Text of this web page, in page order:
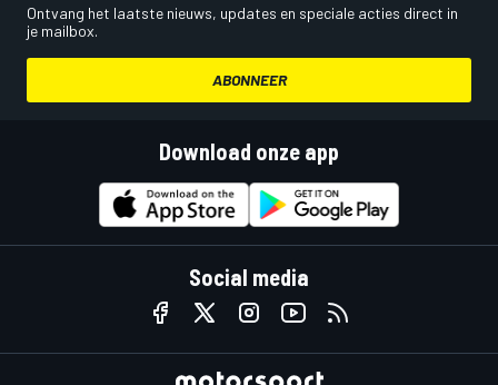
Ontvang het laatste nieuws, updates en speciale acties direct in
je mailbox.
ABONNEER
Download onze app
Social media